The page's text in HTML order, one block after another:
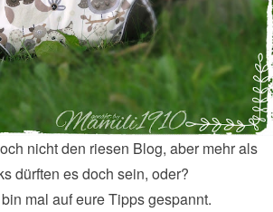
nicht den riesen Blog, aber mehr als
dürften es doch sein, oder?
mal auf eure Tipps gespannt.